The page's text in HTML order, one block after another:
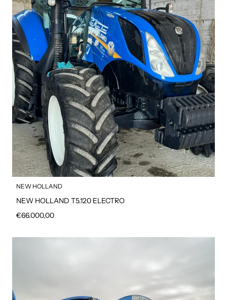
NEW HOLLAND
NEW HOLLAND T5.120 ELECTRO
Prezzo regolare
€66.000,00